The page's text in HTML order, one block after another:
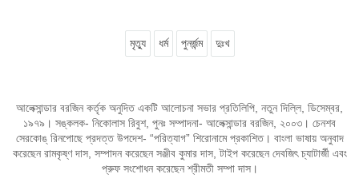
মৃত্যু ধর্ম পুনর্জন্ম দুঃখ
আলেক্সান্ডার বরজিন কর্তৃক অনুদিত একটি আলোচনা সভার প্রতিলিপি, নতুন দিল্লি, ডিসেম্বর,
১৯৭৯। সঙ্কলক- নিকোলাস রিবুশ, পুনঃ সম্পাদনা- আলেক্সান্ডার বরজিন, ২০০৩। চেনশব
সেরকোঙ্‌ রিনপোছে প্রদত্ত উপদেশ- “পরিত্যাগ” শিরোনামে প্রকাশিত। বাংলা ভাষায় অনুবাদ
করেছেন রামকৃষ্ণ দাস, সম্পাদন করেছেন সঞ্জীব কুমার দাস, টাইপ করেছেন দেবজিৎ চ্যাটার্জী এবং
প্রুফ সংশোধন করেছেন শ্রীমতী সম্পা দাস।